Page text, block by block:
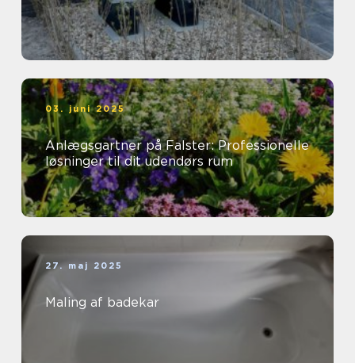
03. juni 2025
Anlægsgartner på Falster: Professionelle
løsninger til dit udendørs rum
27. maj 2025
Maling af badekar